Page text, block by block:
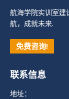
航海学院实训室建
航，成就未来.
免费咨询!
联系信息
地址：